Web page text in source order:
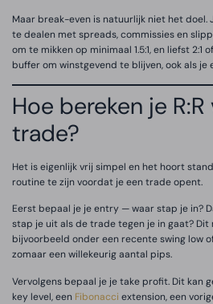
Maar break-even is natuurlijk niet het doel.
te dealen met spreads, commissies en
om te mikken op minimaal 1.5:1, en liefst 2:1
buffer om winstgevend te blijven, ook als je
Hoe bereken je
trade?
Het is eigenlijk vrij simpel en het hoort
routine te zijn voordat je een trade opent.
Eerst bepaal je je entry — waar stap je in?
stap je uit als de trade tegen je in gaat? Dit
bijvoorbeeld onder een recente swing low
zomaar een willekeurig aantal pips.
Vervolgens bepaal je je take profit. Dit kan
key level, een Fibonacci extension, een